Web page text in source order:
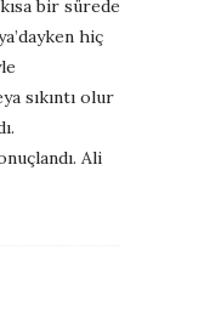
bir sürede
hiç
sıkıntı olur
Ali